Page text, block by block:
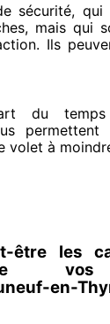
sécurité, qui
mais qui
Ils
du temps
permettent
volet à
être les
vos
en-